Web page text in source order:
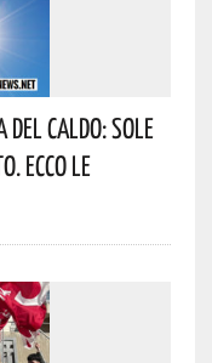
Caldo: Sole
Ecco Le